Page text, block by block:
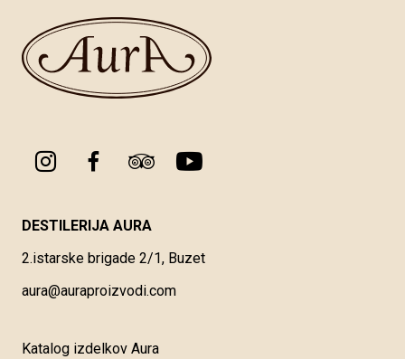
DESTILERIJA AURA
2.istarske brigade 2/1, Buzet
aura@auraproizvodi.com
Katalog izdelkov Aura